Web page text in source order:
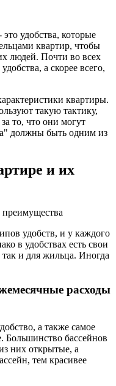
удобства, которые
квартир, чтобы
людей. Почти во всех
а скорее всего,
квартиры.
такую тактику,
то, что они могут
должны быть одним из
и их
удобств, и у каждого
в удобствах есть свои
и для жильца. Иногда
расходы
а также самое
Большинство бассейнов
них открытые, а
тем красивее